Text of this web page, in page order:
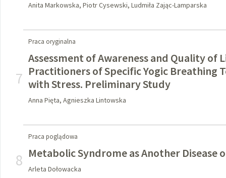
Anita Markowska, Piotr Cysewski, Ludmiła Zając-Lamparska
7
Praca oryginalna
Assessment of Awareness and Quality of
Practitioners of Specific Yogic Breathing
with Stress. Preliminary Study
Anna Pięta, Agnieszka Lintowska
8
Praca poglądowa
Metabolic Syndrome as Another Disease
Arleta Dołowacka